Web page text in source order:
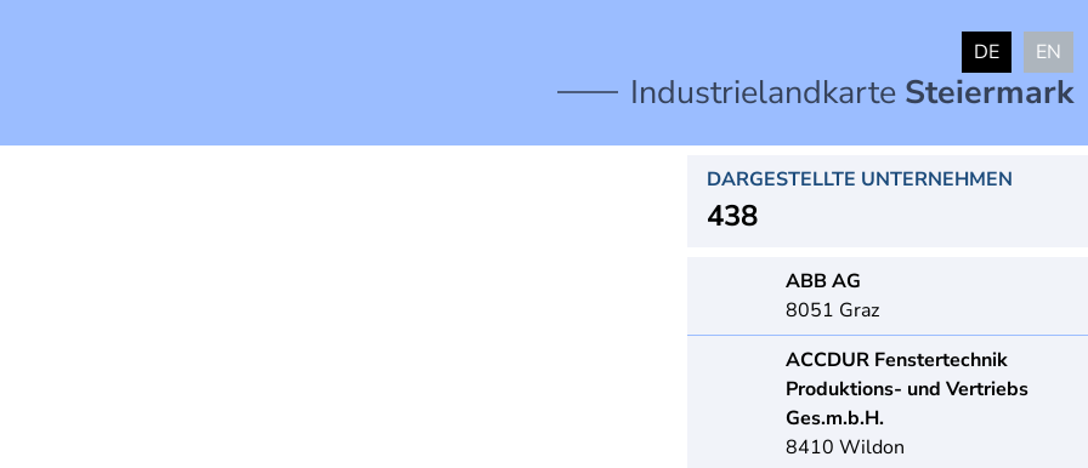
DE EN
Industrielandkarte Steiermark
DARGESTELLTE UNTERNEHMEN
438
ABB AG
8051 Graz
ACCDUR Fenstertechnik
Produktions- und Vertriebs
Ges.m.b.H.
8410 Wildon